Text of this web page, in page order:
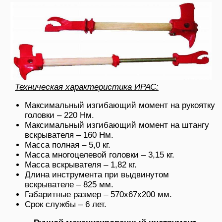
Техническая характеристика ИРАС:
Максимальный изгибающий момент на рукоятку
головки – 220 Нм.
Максимальный изгибающий момент на штангу
вскрывателя – 160 Нм.
Масса полная – 5,0 кг.
Масса многоцелевой головки – 3,15 кг.
Масса вскрывателя – 1,82 кг.
Длина инструмента при выдвинутом
вскрывателе – 825 мм.
Габаритные размер – 570х67х200 мм.
Срок службы – 6 лет.